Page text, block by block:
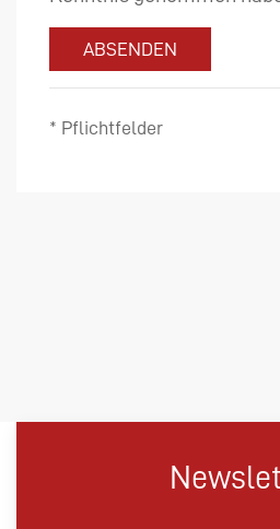
ABSENDEN
* Pflichtfelder